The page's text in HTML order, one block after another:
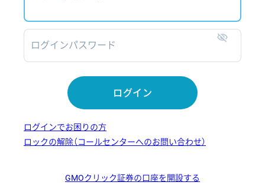
ログインパスワード
ログイン
ログインでお困りの方
ロックの解除（コールセンターへのお問い合わせ）
GMOクリック証券の口座を開設する